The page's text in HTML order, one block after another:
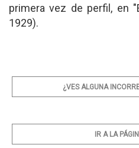
primera vez de perfil, en
1929).
¿VES ALGUNA
IR A LA